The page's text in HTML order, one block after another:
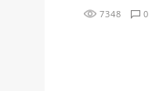
7348 0